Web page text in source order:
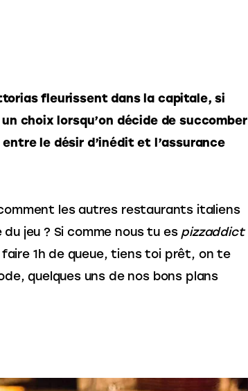
fleurissent dans la capitale, si
choix lorsqu’on décide de succomber
le désir d’inédit et l’assurance
les autres restaurants italiens
jeu ? Si comme nous tu es pizzaddict
faire 1h de queue, tiens toi prêt, on te
quelques uns de nos bons plans